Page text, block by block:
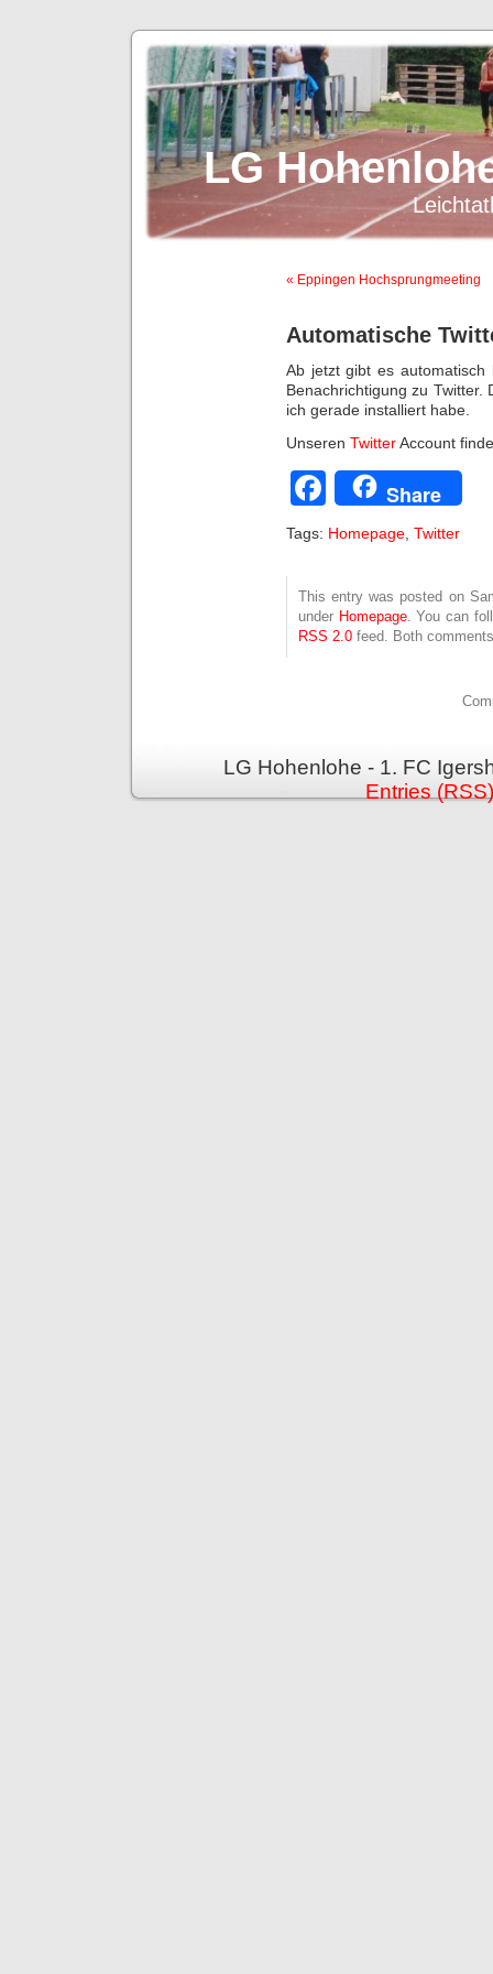
LG
« Eppingen Hochsprungmeeting
Automatische
Ab jetzt gibt es
Benachrichtigung zu
ich gerade installiert habe.
Unseren TwitterAccount
Facebook
Share
Tags: Homepage Twitter
This entry was posted on
under Homepage. You can
RSS 2.0 feed. Both
LG Hohenlohe - 1. FC
Entries (RSS)